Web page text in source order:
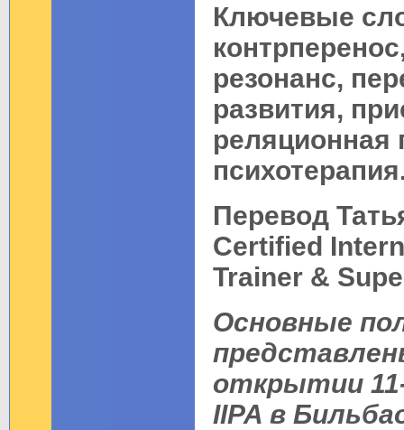
Ключевые
резонанс,
развития,
реляционная
Перевод
Certified
Trainer &
Основные
открытии
IIPA в